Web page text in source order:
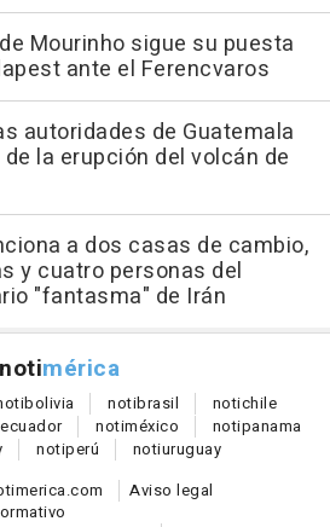
Mourinho sigue su puesta
ante el Ferencvaros
autoridades de Guatemala
la erupción del volcán de
a dos casas de cambio,
y cuatro personas del
"fantasma" de Irán
notimérica
bolivia notibrasil notichile
ecuador notiméxico notipanama
notiperú notiuruguay
Aviso legal